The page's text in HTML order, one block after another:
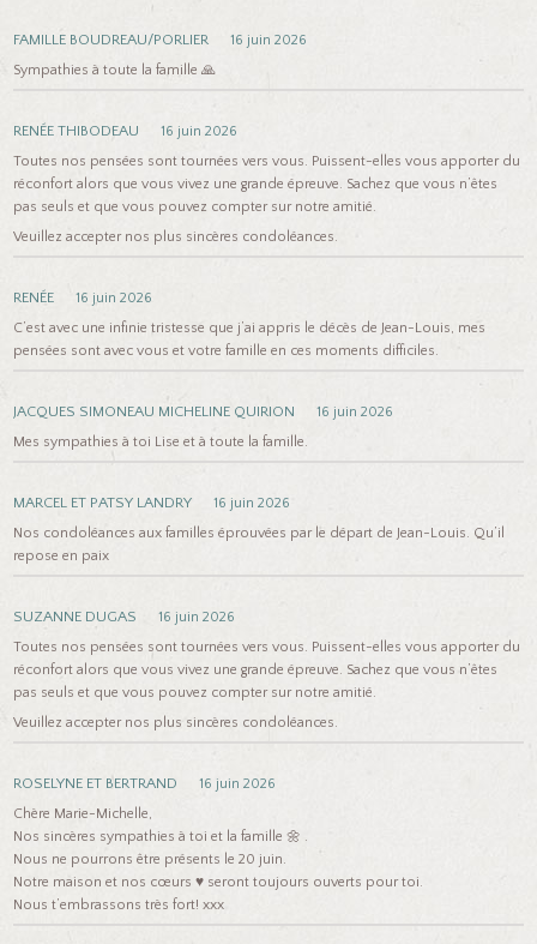
FAMILLE BOUDREAU/PORLIER
16 juin 2026
Sympathies à toute la famille 🙏
RENÉE THIBODEAU
16 juin 2026
Toutes nos pensées sont tournées vers vous. Puissent-elles vous apporter du
réconfort alors que vous vivez une grande épreuve. Sachez que vous n’êtes
pas seuls et que vous pouvez compter sur notre amitié.
Veuillez accepter nos plus sincères condoléances.
RENÉE
16 juin 2026
C’est avec une infinie tristesse que j’ai appris le décès de Jean-Louis, mes
pensées sont avec vous et votre famille en ces moments difficiles.
JACQUES SIMONEAU MICHELINE QUIRION
16 juin 2026
Mes sympathies à toi Lise et à toute la famille.
MARCEL ET PATSY LANDRY
16 juin 2026
Nos condoléances aux familles éprouvées par le départ de Jean-Louis. Qu’il
repose en paix
SUZANNE DUGAS
16 juin 2026
Toutes nos pensées sont tournées vers vous. Puissent-elles vous apporter du
réconfort alors que vous vivez une grande épreuve. Sachez que vous n’êtes
pas seuls et que vous pouvez compter sur notre amitié.
Veuillez accepter nos plus sincères condoléances.
ROSELYNE ET BERTRAND
16 juin 2026
Chère Marie-Michelle,
Nos sincères sympathies à toi et la famille 🌼 .
Nous ne pourrons être présents le 20 juin.
Notre maison et nos cœurs ♥️ seront toujours ouverts pour toi.
Nous t’embrassons très fort! xxx